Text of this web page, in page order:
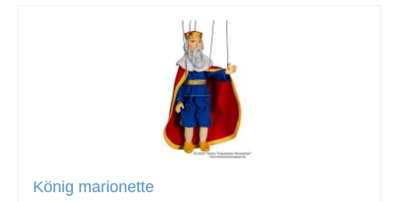
König marionette